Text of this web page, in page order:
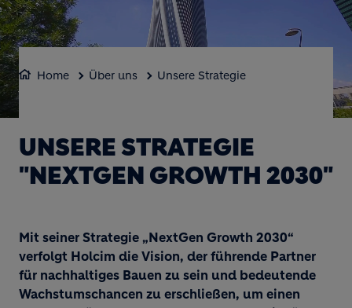
Home Über uns Unsere Strategie
UNSERE STRATEGIE
"NEXTGEN GROWTH 2030"
Mit seiner Strategie „NextGen Growth 2030“
verfolgt Holcim die Vision, der führende Partner
für nachhaltiges Bauen zu sein und bedeutende
Wachstumschancen zu erschließen, um einen